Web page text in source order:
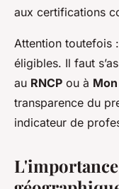
aux certifications
Attention toutefois
éligibles. Il faut
au RNCP ou à
transparence du
indicateur de